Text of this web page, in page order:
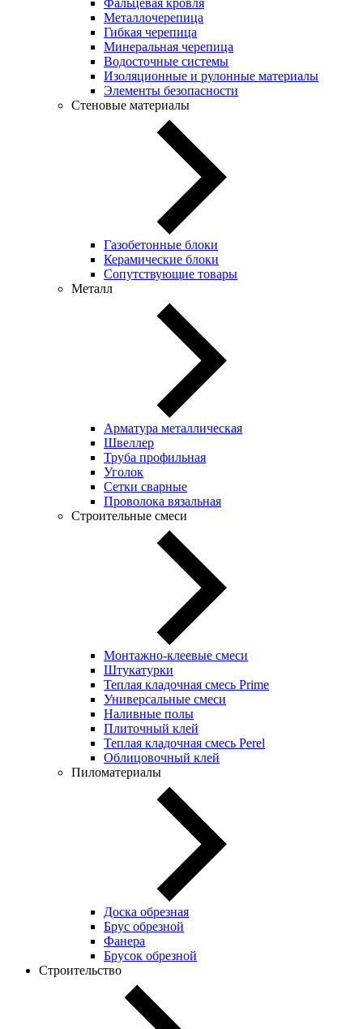
Металлочерепица
Гибкая черепица
Минеральная черепица
Водосточные системы
Изоляционные и рулонные материалы
Элементы безопасности
Стеновые материалы
Газобетонные блоки
Керамические блоки
Сопутствующие товары
Металл
Арматура металлическая
Швеллер
Труба профильная
Уголок
Сетки сварные
Проволока вязальная
Строительные смеси
Монтажно-клеевые смеси
Штукатурки
Теплая кладочная смесь Prime
Универсальные смеси
Наливные полы
Плиточный клей
Теплая кладочная смесь Perel
Облицовочный клей
Пиломатериалы
Доска обрезная
Брус обрезной
Фанера
Брусок обрезной
Строительство